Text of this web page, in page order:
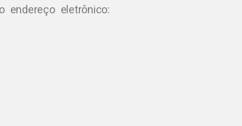
endereço eletrônico: